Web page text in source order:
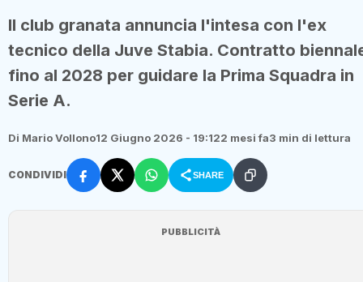
Il club granata annuncia l'intesa con l'ex
tecnico della Juve Stabia. Contratto
fino al 2028 per guidare la Prima Squadra in
Serie A.
Di Mario Vollono12 Giugno 2026 - 19:122 mesi fa3 min di lettura
CONDIVIDI SHARE
PUBBLICITÀ